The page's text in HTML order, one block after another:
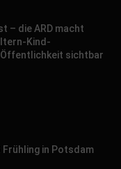
– die ARD macht
Kind-
sichtbar
in Potsdam